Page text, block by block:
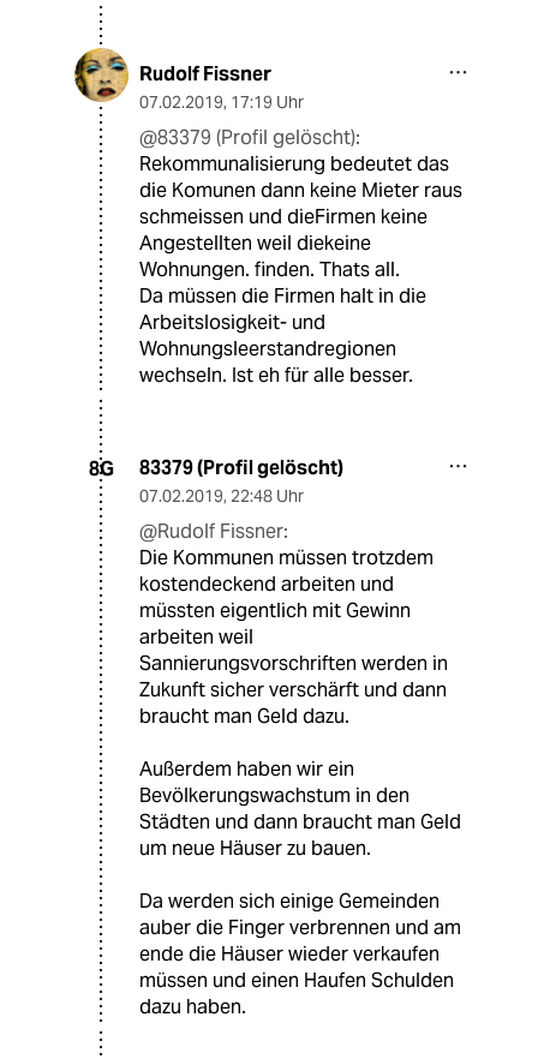
Rudolf Fissner
07.02.2019, 17:19 Uhr
@83379 (Profil gelöscht):
Rekommunalisierung bedeutet das
die Komunen dann keine Mieter raus
schmeissen und dieFirmen keine
Angestellten weil diekeine
Wohnungen. finden. Thats all.
Da müssen die Firmen halt in die
Arbeitslosigkeit- und
Wohnungsleerstandregionen
wechseln. Ist eh für alle besser.
8G 83379 (Profil gelöscht)
07.02.2019, 22:48 Uhr
@Rudolf Fissner:
Die Kommunen müssen trotzdem
kostendeckend arbeiten und
müssten eigentlich mit Gewinn
arbeiten weil
Sannierungsvorschriften werden in
Zukunft sicher verschärft und dann
braucht man Geld dazu.
Außerdem haben wir ein
Bevölkerungswachstum in den
Städten und dann braucht man Geld
um neue Häuser zu bauen.
Da werden sich einige Gemeinden
auber die Finger verbrennen und am
ende die Häuser wieder verkaufen
müssen und einen Haufen Schulden
dazu haben.